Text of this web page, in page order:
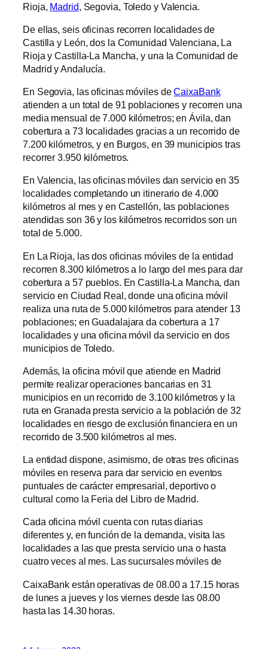
Rioja, Madrid, Segovia, Toledo y Valencia.
De ellas, seis oficinas recorren localidades de
Castilla y León, dos la Comunidad Valenciana, La
Rioja y Castilla-La Mancha, y una la Comunidad de
Madrid y Andalucía.
En Segovia, las oficinas móviles deCaixaBank
atienden a un total de 91 poblaciones y recorren una
media mensual de 7.000 kilómetros; en Ávila, dan
cobertura a 73 localidades gracias a un recorrido de
7.200 kilómetros, y en Burgos, en 39 municipios tras
recorrer 3.950 kilómetros.
En Valencia, las oficinas móviles dan servicio en 35
localidades completando un itinerario de 4.000
kilómetros al mes y en Castellón, las poblaciones
atendidas son 36 y los kilómetros recorridos son un
total de 5.000.
En La Rioja, las dos oficinas móviles de la entidad
recorren 8.300 kilómetros a lo largo del mes para dar
cobertura a 57 pueblos. En Castilla-La Mancha, dan
servicio en Ciudad Real, donde una oficina móvil
realiza una ruta de 5.000 kilómetros para atender 13
poblaciones; en Guadalajara da cobertura a 17
localidades y una oficina móvil da servicio en dos
municipios de Toledo.
Además, la oficina móvil que atiende en Madrid
permite realizar operaciones bancarias en 31
municipios en un recorrido de 3.100 kilómetros y la
ruta en Granada presta servicio a la población de 32
localidades en riesgo de exclusión financiera en un
recorrido de 3.500 kilómetros al mes.
La entidad dispone, asimismo, de otras tres oficinas
móviles en reserva para dar servicio en eventos
puntuales de carácter empresarial, deportivo o
cultural como la Feria del Libro de Madrid.
Cada oficina móvil cuenta con rutas diarias
diferentes y, en función de la demanda, visita las
localidades a las que presta servicio una o hasta
cuatro veces al mes. Las sucursales móviles de
CaixaBank están operativas de 08.00 a 17.15 horas
de lunes a jueves y los viernes desde las 08.00
hasta las 14.30 horas.